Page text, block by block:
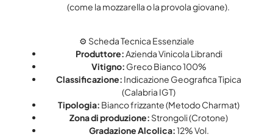
(come la mozzarella o la provola giovane).
⚙️ Scheda Tecnica Essenziale
Produttore:Azienda Vinicola Librandi
Vitigno: Greco Bianco 100%
Classificazione: Indicazione Geografica Tipica
(Calabria IGT)
Tipologia: Bianco frizzante (Metodo Charmat)
Zona di produzione: Strongoli (Crotone)
Gradazione Alcolica:12% Vol.